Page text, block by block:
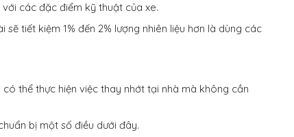
các đặc điểm kỹ thuật của xe.
tiết kiệm 1% đến 2% lượng nhiên liệu hơn là dùng các
thể thực hiện việc thay nhớt tại nhà mà không cần
bị một số điều dưới đây.